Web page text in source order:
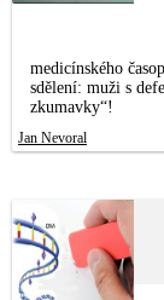
medicínského
sdělení: muži s
zkumavky“!
Jan Nevoral